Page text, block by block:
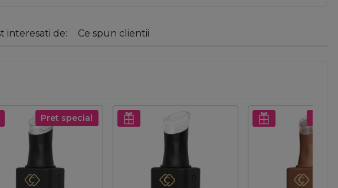
interesati de: Ce spun clientii
Pret special